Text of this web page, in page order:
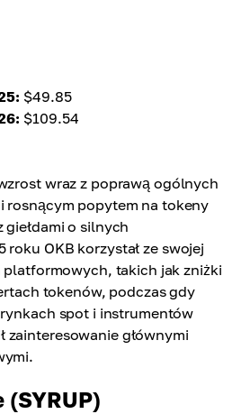
$49.85
$109.54
wraz z poprawą ogólnych
rosnącym popytem na tokeny
o silnych
roku OKB korzystał ze swojej
takich jak zniżki
tokenów, podczas gdy
spot i instrumentów
zainteresowanie głównymi